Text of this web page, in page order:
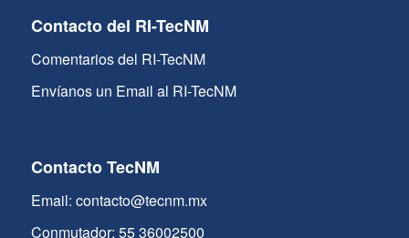
Contacto del RI-TecNM
Comentarios del RI-TecNM
Envíanos un Email al RI-TecNM
Contacto TecNM
Email: contacto@tecnm.mx
Conmutador: 55 36002500